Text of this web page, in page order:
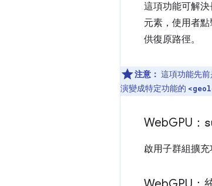
這項功能可解
元素，使用者
供復原路徑。
注意： 這項功能先
演變成特定功能的
WebGPU：
啟用子群組擴